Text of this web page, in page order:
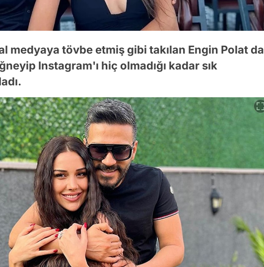
medyaya tövbe etmiş gibi takılan Engin Polat da
Instagram'ı hiç olmadığı kadar sık